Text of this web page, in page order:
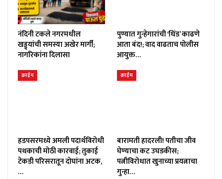
नंदिनी टकले नगरमधील
खड्ड्यांची समस्या अखेर मार्गी;
नागरिकांना दिलासा
पुण्यात गुन्हेगारांची ‘धिंड’ काढणे
आता बंद!; वाद वाढताच पोलीस
आयुक्त…
क्राईम
हडपसरमध्ये अमली पदार्थविरोधी
पथकाची मोठी कारवाई; तुकाई
टेकडी परिसरातून दोघांना अटक,
…
क्राईम
बारामती हादरली! पतीचा जीव
घेण्याचा कट उघडकीस;
पत्नीविरोधात खुनाच्या प्रयत्नाचा
गुन्हा…